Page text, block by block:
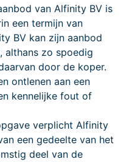
van Alfinity BV is
een termijn van
BV kan zijn aanbod
althans zo spoedig
door de koper.
ontlenen aan een
kennelijke fout of
verplicht Alfinity
een gedeelte van het
deel van de